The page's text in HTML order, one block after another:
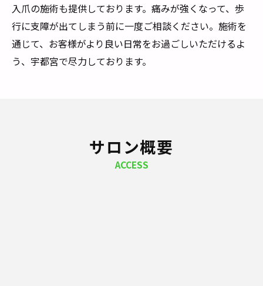
入爪の施術も提供しております。痛みが強くなって、歩
行に支障が出てしまう前に一度ご相談ください。施術を
通じて、お客様がより良い日常をお過ごしいただけるよ
う、宇都宮で尽力しております。
サロン概要
ACCESS